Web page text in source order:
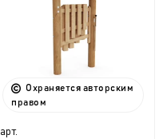
Охраняется авторским
правом
арт.